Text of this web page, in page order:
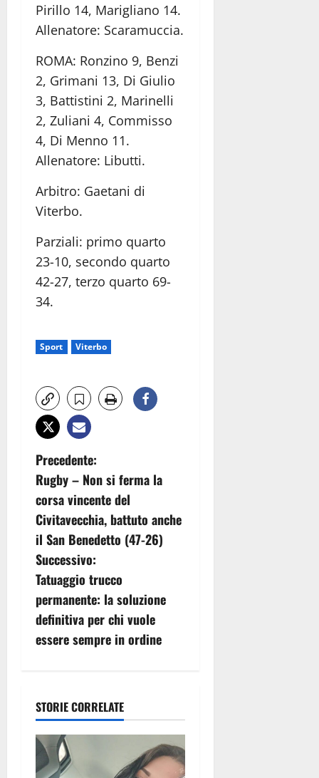
Pirillo 14, Marigliano 14.
Allenatore: Scaramuccia.
ROMA: Ronzino 9, Benzi
2, Grimani 13, Di Giulio
3, Battistini 2, Marinelli
2, Zuliani 4, Commisso
4, Di Menno 11.
Allenatore: Libutti.
Arbitro: Gaetani di
Viterbo.
Parziali: primo quarto
23-10, secondo quarto
42-27, terzo quarto 69-
34.
Sport Viterbo
N
a
v
i
g
a
z
o
n
e
Precedente:
Rugby – Non si ferma la
corsa vincente del
Civitavecchia, battuto anche
il San Benedetto (47-26)
Successivo:
Tatuaggio trucco
permanente: la soluzione
definitiva per chi vuole
essere sempre in ordine
STORIE CORRELATE